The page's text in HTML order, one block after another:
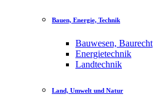
Bauen, Energie, Technik
Bauwesen, Baurecht
Energietechnik
Landtechnik
Land, Umwelt und Natur